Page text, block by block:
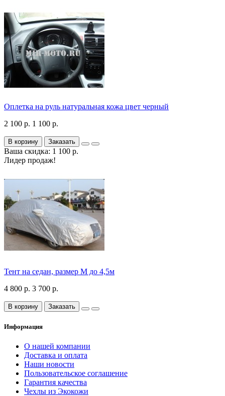
Оплетка на руль натуральная кожа цвет черный
2 100 р. 1 100 р.
В корзину Заказать
Ваша скидка: 1 100 р.
Лидер продаж!
Тент на седан, размер М до 4,5м
4 800 р. 3 700 р.
В корзину Заказать
Информация
О нашей компании
Доставка и оплата
Наши новости
Пользовательское соглашение
Гарантия качества
Чехлы из Экокожи